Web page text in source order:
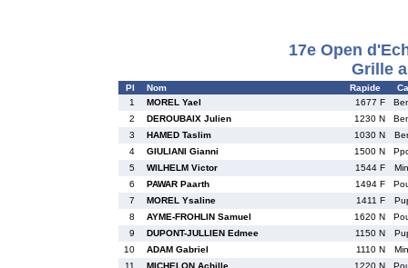
17e Open
Grille
Pl Nom Rapide
1
MOREL Yael 1677 F
2
DEROUBAIX Julien 1230 N
3
HAMED Taslim 1030 N
4
GIULIANI Gianni 1500 N
5
WILHELM Victor 1544 F
6
PAWAR Paarth 1494 F
7
MOREL Ysaline 1411 F
8
AYME-FROHLIN Samuel 1620 N
9
DUPONT-JULLIEN Edmee 1150 N
10
ADAM Gabriel 1110 N
11
MICHELON Achille 1220 N